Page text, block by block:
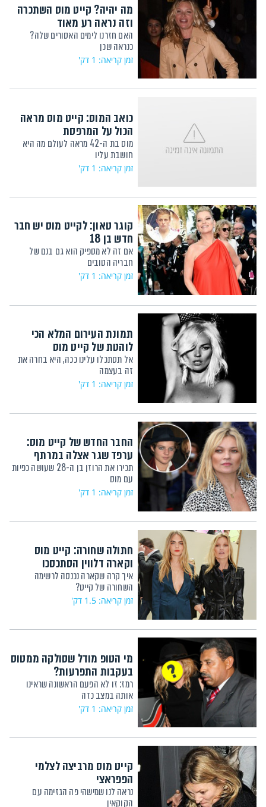
מה יהיה? קייט מוס השתכרה
וזה נראה רע מאוד
האם חזרנו לימים האסורים שלה?
כנראה שכן
זמן קריאה: 1 דק'
כואב המוס: קייט מוס מראה
הכול על המרפסת
מוס בת ה-42 מראה לעולם מה היא
חושבת עליו
זמן קריאה: 1 דק'
קוגר טאון: לקייט מוס יש חבר
חדש בן 18
אם זה לא מספיק הוא גם בנם של
חבריה הטובים
זמן קריאה: 1 דק'
תמונת העירום המלא הכי
לוהטת של קייט מוס
אל תסתכלו עלינו ככה, היא בחרה את
זה בעצמה
זמן קריאה: 1 דק'
החבר החדש של קייט מוס:
ערפד שגר אצלה במרתף
תכירו את הרוזן בן ה-28 שעושה כפיות
עם מוס
זמן קריאה: 1 דק'
חתולה שחורה: קייט מוס
וקארה דלווין הסתכסכו
איך קרה שקארה נכנסה לרשימה
השחורה של קייט?
זמן קריאה: 1.5 דק'
מי הטופ מודל שסולקה ממטוס
בעקבות התפרעות?
רמז: זו לא הפעם הראשונה שראינו
אותה במצב כזה
זמן קריאה: 1 דק'
קייט מוס מרביצה לצלמי
הפפראצי
נראה לנו שמישהי פה הגזימה עם
הקוקאין